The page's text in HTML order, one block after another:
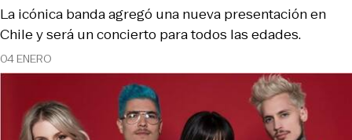
04 ENERO
La icónica banda agregó una nueva presentación en
Chile y será un concierto para todos las edades.